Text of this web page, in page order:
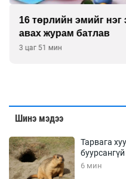
16 төрлийн эмийг нэг
авах журам батлав
3 цаг 51 мин
Шинэ мэдээ
Тарвага
буурсангүй
6 мин